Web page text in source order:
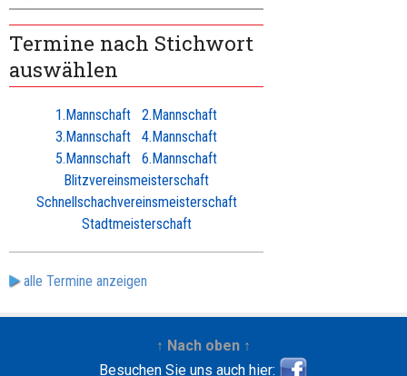
Termine nach Stichwort
auswählen
1.Mannschaft
2.Mannschaft
3.Mannschaft
4.Mannschaft
5.Mannschaft
6.Mannschaft
Blitzvereinsmeisterschaft
Schnellschachvereinsmeisterschaft
Stadtmeisterschaft
alle Termine anzeigen
↑ Nach oben ↑
Besuchen Sie uns auch hier: